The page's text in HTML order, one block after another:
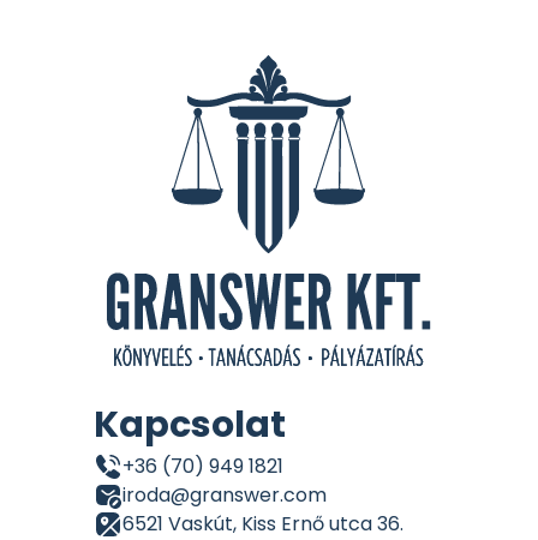
Kapcsolat
+36 (70) 949 1821
iroda@granswer.com
6521 Vaskút, Kiss Ernő utca 36.